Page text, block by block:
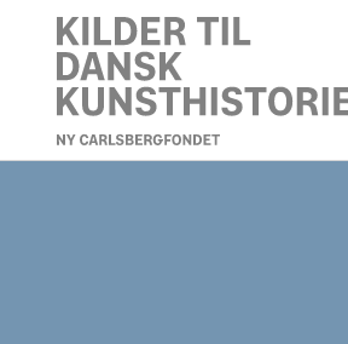
KUNSTFORENINGEN